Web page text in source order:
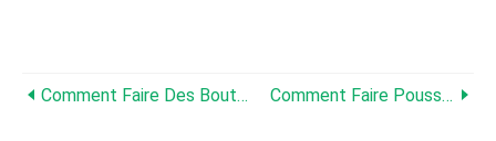
Comment Faire Des Boutures D'été Comment Faire Pousser Des Agapanthes En Pot